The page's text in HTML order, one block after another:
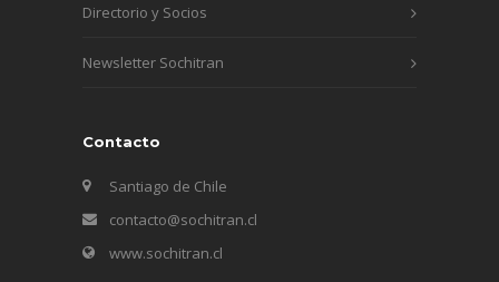
Directorio y Socios
Newsletter Sochitran
Contacto
Santiago de Chile
contacto@sochitran.cl
www.sochitran.cl